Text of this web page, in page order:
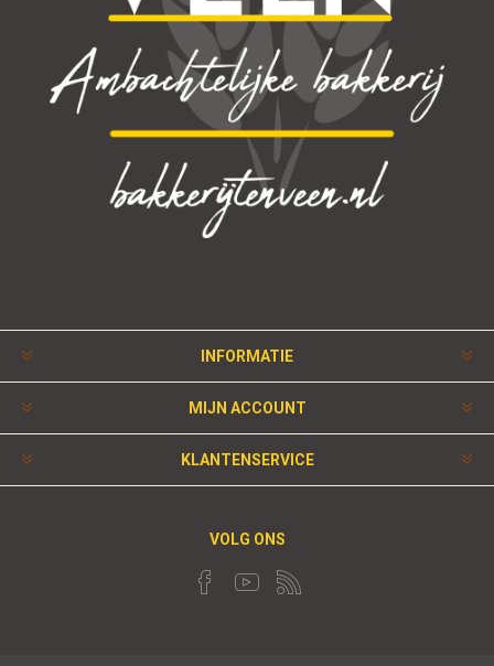
INFORMATIE
MIJN ACCOUNT
KLANTENSERVICE
VOLG ONS